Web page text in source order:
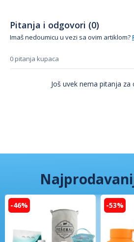
Pitanja i odgovori (0)
Imaš nedoumicu u vezi sa ovim artiklom?
0 pitanja kupaca
Još uvek nema pitanja za
-46% -53%